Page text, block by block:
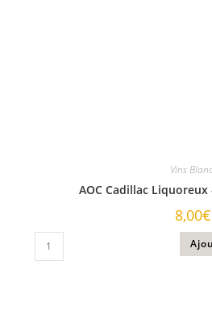
Vins
AOC Cadillac
8,00€